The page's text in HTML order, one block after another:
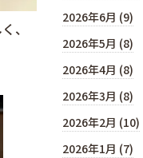
、
2026年6月 (9)
2026年5月 (8)
2026年4月 (8)
2026年3月 (8)
2026年2月 (10)
2026年1月 (7)